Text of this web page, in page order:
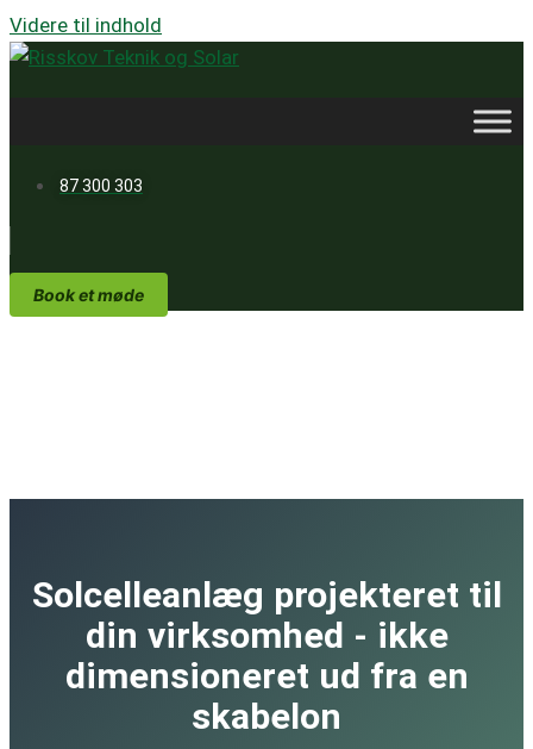
Videre til indhold
87 300 303
Book et møde
Solcelleanlæg projekteret til
din virksomhed - ikke
dimensioneret ud fra en
skabelon